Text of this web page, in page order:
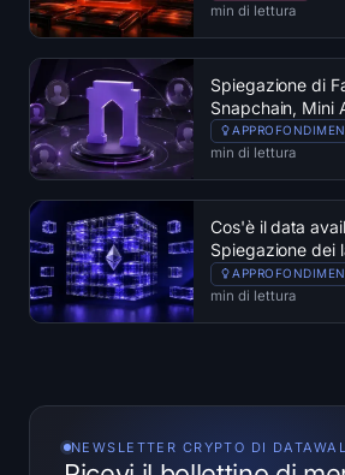
min di lettura
Spiegazione di
Snapchain, Mini
min di lettura
Cos'è il data
Spiegazione dei
blockchain
min di lettura
NEWSLETTER CRYPTO DI